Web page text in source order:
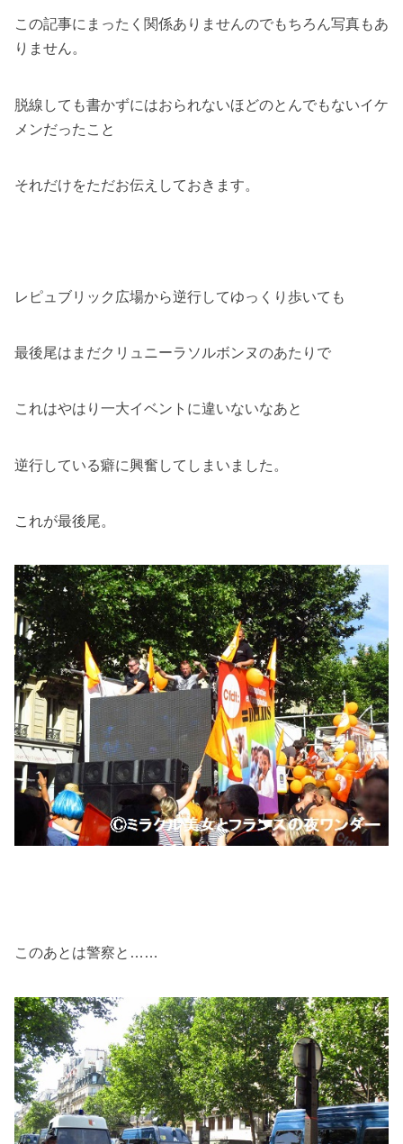
この記事にまったく関係ありませんのでもちろん写真もあ
りません。
脱線しても書かずにはおられないほどのとんでもないイケ
メンだったこと
それだけをただお伝えしておきます。
レピュブリック広場から逆行してゆっくり歩いても
最後尾はまだクリュニーラソルボンヌのあたりで
これはやはり一大イベントに違いないなあと
逆行している癖に興奮してしまいました。
これが最後尾。
このあとは警察と……